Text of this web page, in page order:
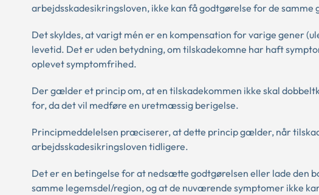
arbejdsskadesikringsloven, ikke kan få godtgørelse for de samme
Det skyldes, at varigt mén er en kompensation for varige gener
levetid. Det er uden betydning, om tilskadekomne har haft
oplevet symptomfrihed.
Der gælder et princip om, at en tilskadekommen ikke skal
for, da det vil medføre en uretmæssig berigelse.
Principmeddelelsen præciserer, at dette princip gælder, når
arbejdsskadesikringsloven tidligere.
Det er en betingelse for at nedsætte godtgørelsen eller lade
samme legemsdel/region, og at de nuværende symptomer ikke